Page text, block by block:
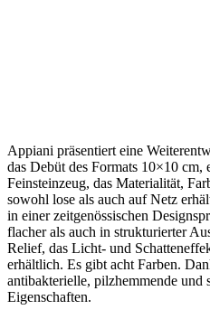
Appiani präsentiert eine
das Debüt des Formats 10×10
Feinsteinzeug, das Materialität,
sowohl lose als auch auf Netz
in einer zeitgenössischen
flacher als auch in strukturierter
Relief, das Licht- und
erhältlich. Es gibt acht Farben.
antibakterielle, pilzhemmende und
Eigenschaften.